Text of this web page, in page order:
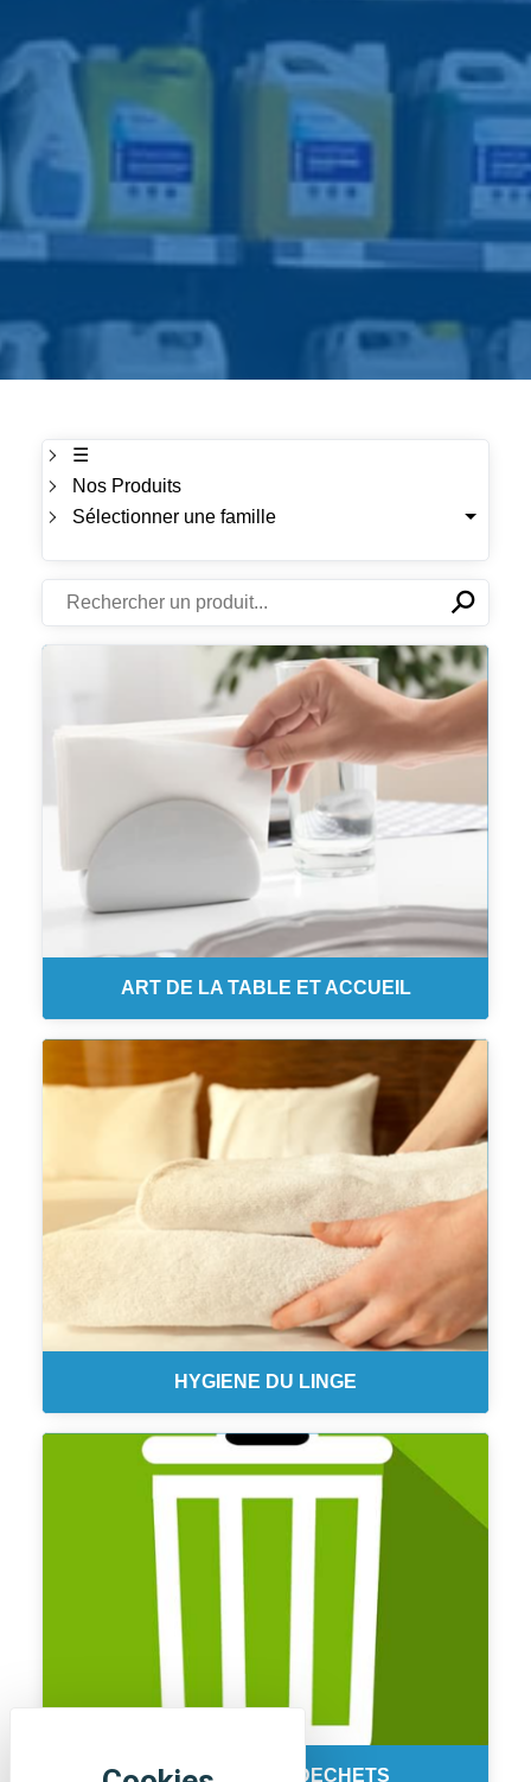
☰
Nos Produits
Sélectionner une famille
✕⚲
ART DE LA TABLE ET ACCUEIL
HYGIENE DU LINGE
COLLECTE DES DECHETS